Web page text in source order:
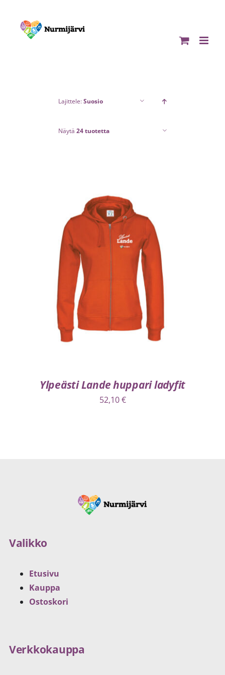
content
Lajittele:Suosio
Näytä 24 tuotetta
VALITSE VAIHTOEHDOISTA / LISÄTIEDOT
Ylpeästi Lande huppari ladyfit
52,10€
Valikko
Etusivu
Kauppa
Ostoskori
Verkkokauppa